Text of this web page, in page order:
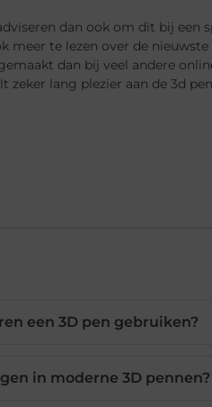
dan ook om dit bij een
te lezen over de nieuwste
dan bij veel andere
lang plezier aan de 3d
een 3D pen gebruiken?
in moderne 3D pennen?